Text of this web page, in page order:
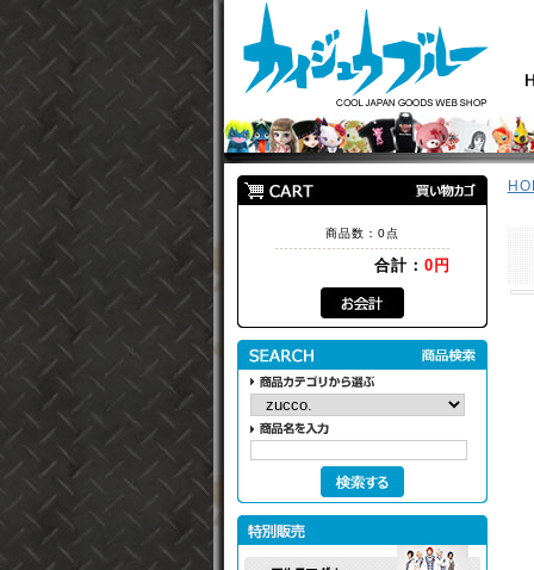
商品数：0点
合計： 0円